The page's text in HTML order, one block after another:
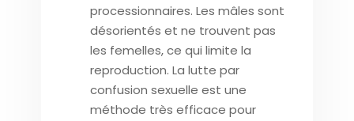
processionnaires. Les mâles sont
désorientés et ne trouvent pas
les femelles, ce qui limite la
reproduction. La lutte par
confusion sexuelle est une
méthode très efficace pour